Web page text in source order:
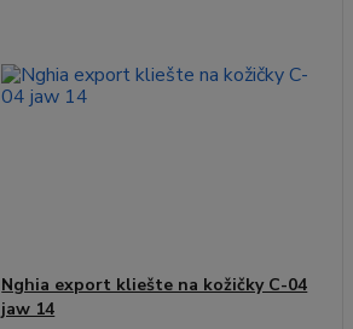
Nghia export kliešte na kožičky C-04
jaw 14